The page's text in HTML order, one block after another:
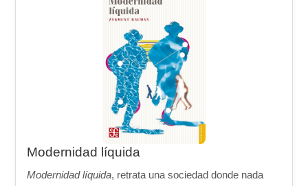
Modernidad líquida
Modernidad líquida, retrata una sociedad donde nada